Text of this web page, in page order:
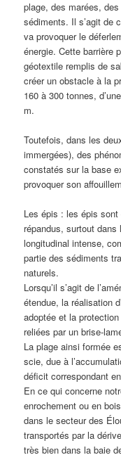
plage, des marées,
sédiments. Il s’agit de
va provoquer le
énergie. Cette barrière
géotextile remplis de
créer un obstacle à la
160 à 300 tonnes,
m.
Toutefois, dans les
immergées), des
constatés sur la base
provoquer son
Les épis : les épis
répandus, surtout
longitudinal intense,
partie des sédiments
naturels.
Lorsqu’il s’agit de
étendue, la réalisation
adoptée et la
reliées par un brise-
La plage ainsi formée
scie, due à
déficit correspondant
En ce qui concerne
enrochement ou en
dans le secteur des
transportés par la
très bien dans la baie